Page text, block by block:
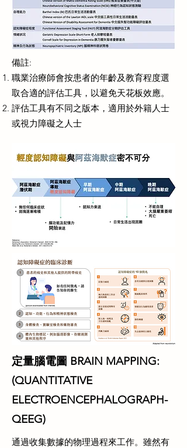
備註:
職業治療師會按患者的年齡及教育程度選
取合適的評估工具，以避免天花板效應。
評估工具有不同之版本，適用於外籍人士
或視力障礙之人士
定量腦電圖 BRAIN MAPPING:
(QUANTITATIVE
ELECTROENCEPHALOGRAPH-
QEEG)
通過收集數據的物理過程來工作。雖然有